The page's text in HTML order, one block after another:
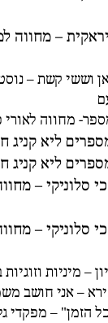
– מחווה
וששי קשת –
מחווה
ליא קניג
ליא קניג
כי סלוניקי –
כי סלוניקי –
– מיניות
– אני חושב
הזמן" – מפקדי